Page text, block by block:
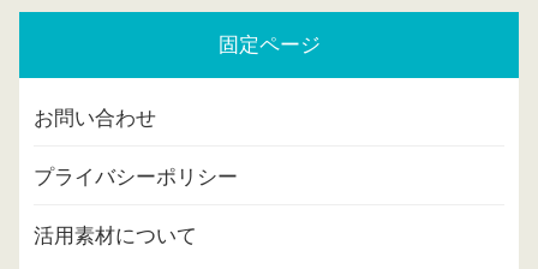
固定ページ
お問い合わせ
プライバシーポリシー
活用素材について